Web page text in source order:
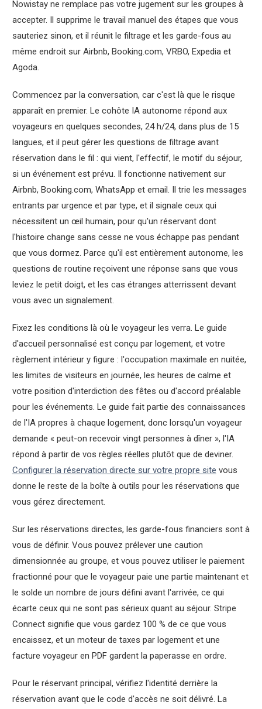
Nowistay ne remplace pas votre jugement sur les groupes à
accepter. Il supprime le travail manuel des étapes que vous
sauteriez sinon, et il réunit le filtrage et les garde-fous au
même endroit sur Airbnb, Booking.com, VRBO, Expedia et
Agoda.
Commencez par la conversation, car c'est là que le risque
apparaît en premier. Le cohôte IA autonome répond aux
voyageurs en quelques secondes, 24 h/24, dans plus de 15
langues, et il peut gérer les questions de filtrage avant
réservation dans le fil : qui vient, l'effectif, le motif du séjour,
si un événement est prévu. Il fonctionne nativement sur
Airbnb, Booking.com, WhatsApp et email. Il trie les messages
entrants par urgence et par type, et il signale ceux qui
nécessitent un œil humain, pour qu'un réservant dont
l'histoire change sans cesse ne vous échappe pas pendant
que vous dormez. Parce qu'il est entièrement autonome, les
questions de routine reçoivent une réponse sans que vous
leviez le petit doigt, et les cas étranges atterrissent devant
vous avec un signalement.
Fixez les conditions là où le voyageur les verra. Le guide
d'accueil personnalisé est conçu par logement, et votre
règlement intérieur y figure : l'occupation maximale en nuitée,
les limites de visiteurs en journée, les heures de calme et
votre position d'interdiction des fêtes ou d'accord préalable
pour les événements. Le guide fait partie des connaissances
de l'IA propres à chaque logement, donc lorsqu'un voyageur
demande « peut-on recevoir vingt personnes à dîner », l'IA
répond à partir de vos règles réelles plutôt que de deviner.
Configurer la réservation directe sur votre propre site vous
donne le reste de la boîte à outils pour les réservations que
vous gérez directement.
Sur les réservations directes, les garde-fous financiers sont à
vous de définir. Vous pouvez prélever une caution
dimensionnée au groupe, et vous pouvez utiliser le paiement
fractionné pour que le voyageur paie une partie maintenant et
le solde un nombre de jours défini avant l'arrivée, ce qui
écarte ceux qui ne sont pas sérieux quant au séjour. Stripe
Connect signifie que vous gardez 100 % de ce que vous
encaissez, et un moteur de taxes par logement et une
facture voyageur en PDF gardent la paperasse en ordre.
Pour le réservant principal, vérifiez l'identité derrière la
réservation avant que le code d'accès ne soit délivré. La